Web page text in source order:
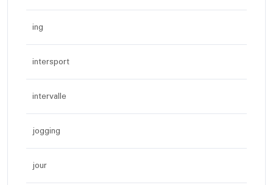
ing
intersport
intervalle
jogging
jour